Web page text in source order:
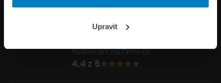
Upravit
Napište nám
Hodnocení na Firmy.cz
4,4 z 5